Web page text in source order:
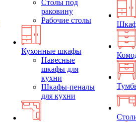
Столы под
раковину
Рабочие столы
Кухонные шкафы
Навесные
шкафы для
кухни
Шкафы-пеналы
для кухни